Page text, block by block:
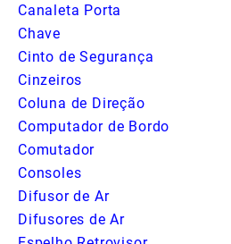
Canaleta Porta
Chave
Cinto de Segurança
Cinzeiros
Coluna de Direção
Computador de Bordo
Comutador
Consoles
Difusor de Ar
Difusores de Ar